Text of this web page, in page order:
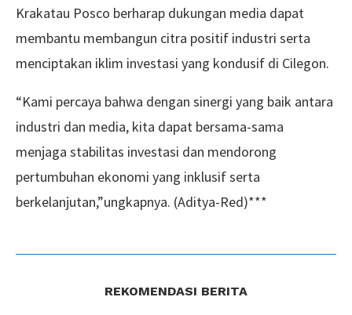
Krakatau Posco berharap dukungan media dapat
membantu membangun citra positif industri serta
menciptakan iklim investasi yang kondusif di Cilegon.
“Kami percaya bahwa dengan sinergi yang baik antara
industri dan media, kita dapat bersama-sama
menjaga stabilitas investasi dan mendorong
pertumbuhan ekonomi yang inklusif serta
berkelanjutan,”ungkapnya. (Aditya-Red)***
REKOMENDASI BERITA